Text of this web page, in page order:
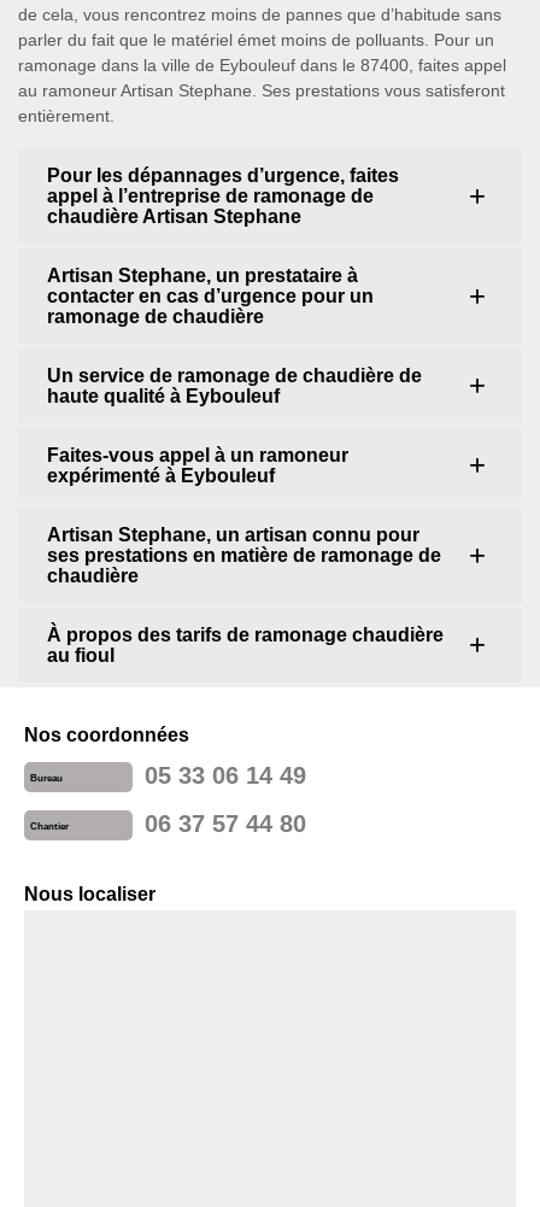
de cela, vous rencontrez moins de pannes que d’habitude sans
parler du fait que le matériel émet moins de polluants. Pour un
ramonage dans la ville de Eybouleuf dans le 87400, faites appel
au ramoneur Artisan Stephane. Ses prestations vous satisferont
entièrement.
Pour les dépannages d’urgence, faites
appel à l’entreprise de ramonage de
chaudière Artisan Stephane
Artisan Stephane, un prestataire à
contacter en cas d’urgence pour un
ramonage de chaudière
Un service de ramonage de chaudière de
haute qualité à Eybouleuf
Faites-vous appel à un ramoneur
expérimenté à Eybouleuf
Artisan Stephane, un artisan connu pour
ses prestations en matière de ramonage de
chaudière
À propos des tarifs de ramonage chaudière
au fioul
Nos coordonnées
Bureau 05 33 06 14 49
Chantier 06 37 57 44 80
Nous localiser